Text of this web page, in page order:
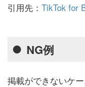
引用先： TikTok for
NG例
掲載ができないケ